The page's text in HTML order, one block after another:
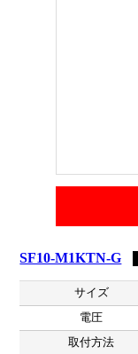
SF10-M1KTN-G
サイズ
電圧
取付方法